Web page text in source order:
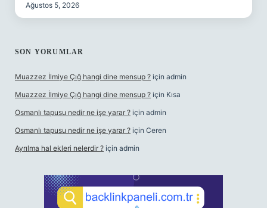
Ağustos 5, 2026
SON YORUMLAR
Muazzez İlmiye Çığ hangi dine mensup ? için admin
Muazzez İlmiye Çığ hangi dine mensup ? için Kısa
Osmanlı tapusu nedir ne işe yarar ? için admin
Osmanlı tapusu nedir ne işe yarar ? için Ceren
Ayrılma hal ekleri nelerdir ? için admin